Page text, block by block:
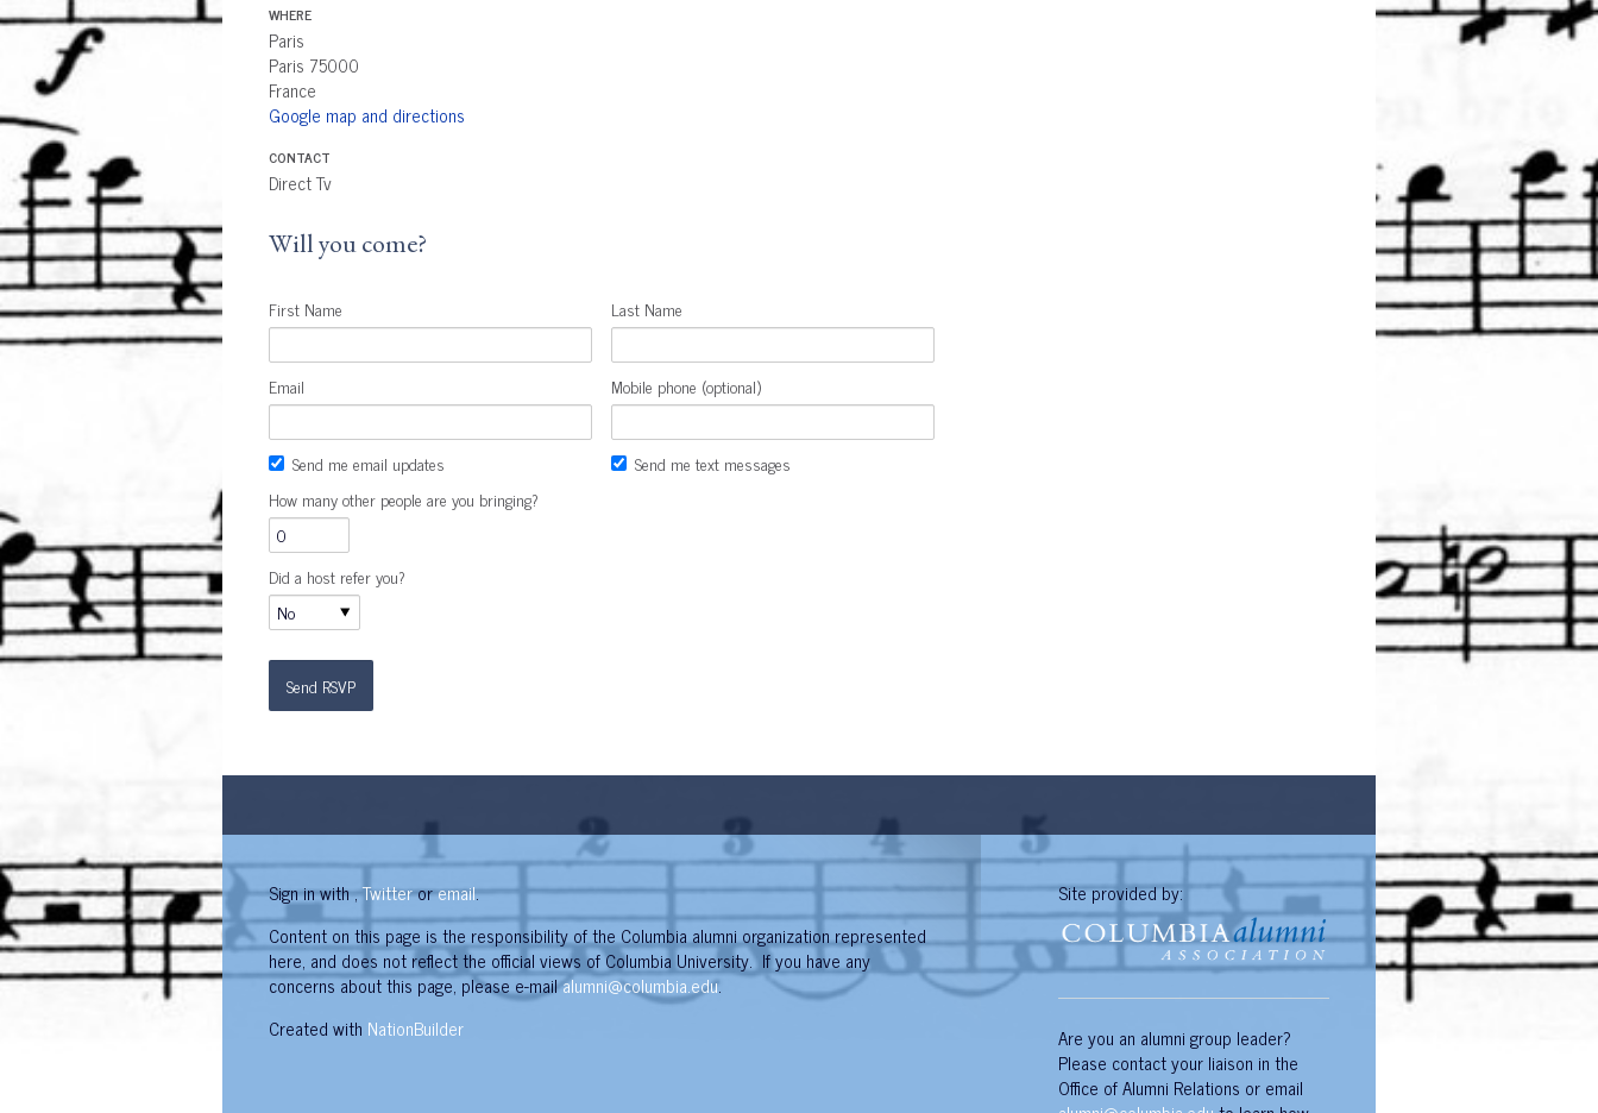
WHERE
Paris
Paris 75000
France
Google map and directions
CONTACT
Direct Tv
Will you come?
First Name Last Name
Email Mobile phone (optional)
Send me email updates
Send me text messages
How many other people are you bringing?
Did a host refer you?
Sign in with,Twitteroremail.
Content on this page is the responsibility of the Columbia alumni organization represented
here, and does not reflect the official views of Columbia University. If you have any
concerns about this page, please e-mailalumni@columbia.edu.
Created with NationBuilder
Site provided by:
Are you an alumni group leader?
Please contact your liaison in the
Office of Alumni Relations or email